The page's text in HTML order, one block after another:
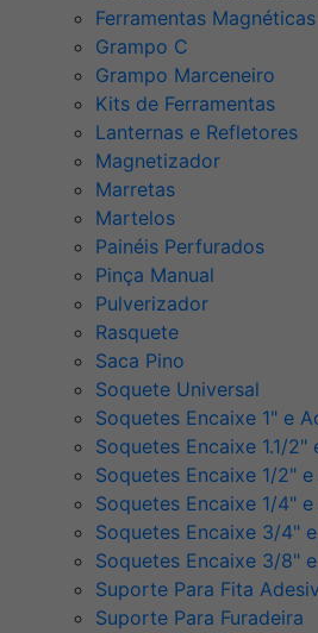
Ferramentas Magnéticas
Grampo C
Grampo Marceneiro
Kits de Ferramentas
Lanternas e Refletores
Magnetizador
Marretas
Martelos
Painéis Perfurados
Pinça Manual
Pulverizador
Rasquete
Saca Pino
Soquete Universal
Soquetes Encaixe 1" e
Soquetes Encaixe 1.1/2"
Soquetes Encaixe 1/2"
Soquetes Encaixe 1/4"
Soquetes Encaixe 3/4"
Soquetes Encaixe 3/8"
Suporte Para Fita
Suporte Para Furadeira